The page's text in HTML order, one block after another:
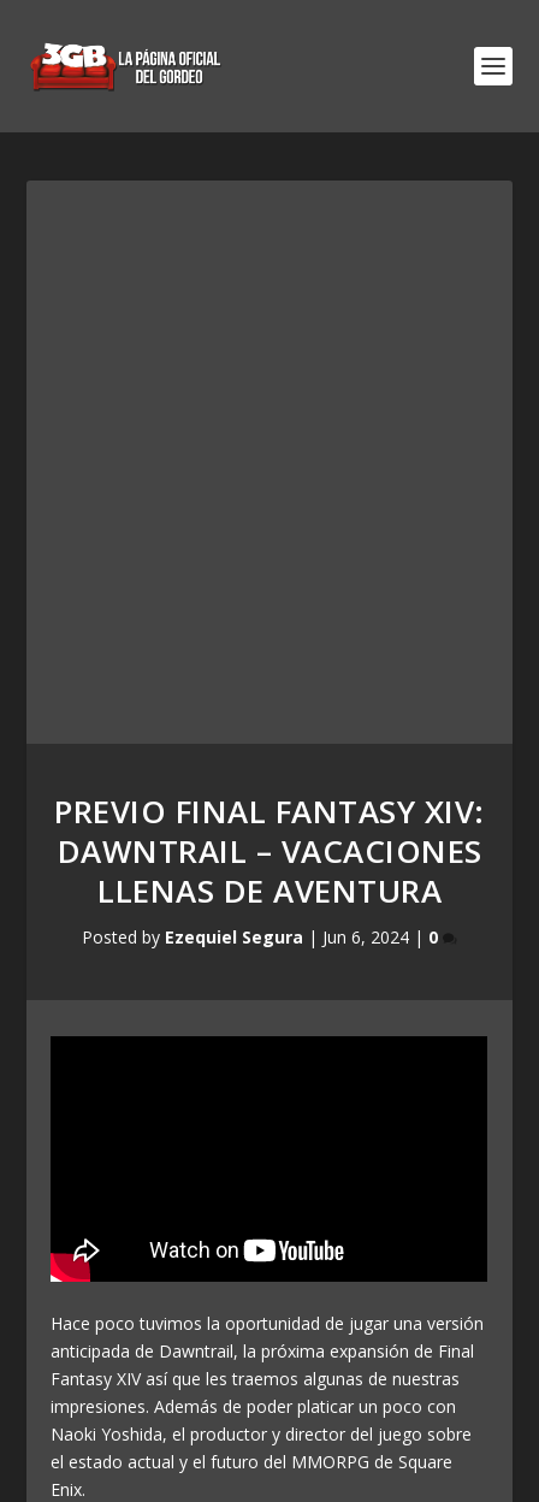
PREVIO FINAL FANTASY XIV:
DAWNTRAIL – VACACIONES
LLENAS DE AVENTURA
Posted by Ezequiel Segura | Jun 6, 2024 | 0
Hace poco tuvimos la oportunidad de jugar una versión
anticipada de Dawntrail, la próxima expansión de Final
Fantasy XIV así que les traemos algunas de nuestras
impresiones. Además de poder platicar un poco con
Naoki Yoshida, el productor y director del juego sobre
el estado actual y el futuro del MMORPG de Square
Enix.